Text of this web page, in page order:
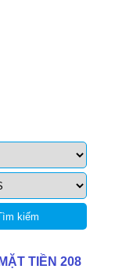
kiếm
TIỀN 208